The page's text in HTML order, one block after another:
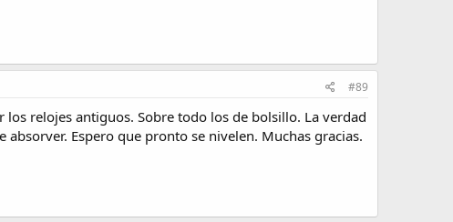
#89
relojes antiguos. Sobre todo los de bolsillo. La verdad
Espero que pronto se nivelen. Muchas gracias.